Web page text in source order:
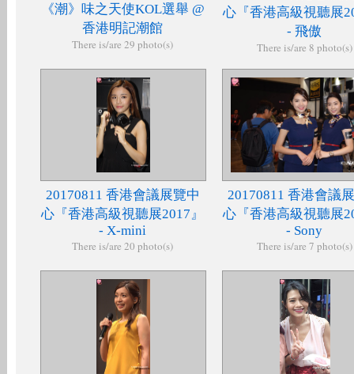
《潮》味之天使KOL選舉 @
香港明記潮館
There is/are 29 photo(s)
心『香港高級視聽展
- 飛傲
There is/are 8 photo(s)
20170811 香港會議展覽中
心『香港高級視聽展2017』
- X-mini
There is/are 20 photo(s)
20170811 香港會議
心『香港高級視聽展
- Sony
There is/are 7 photo(s)